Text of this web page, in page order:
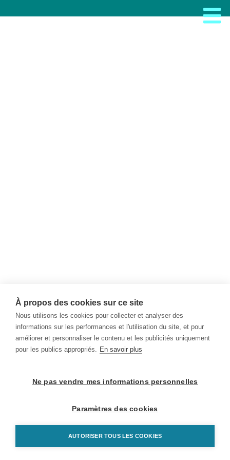
À propos des cookies sur ce site
Nous utilisons les cookies pour collecter et analyser des
informations sur les performances et l'utilisation du site, et pour
améliorer et personnaliser le contenu et les publicités uniquement
pour les publics appropriés. En savoir plus
Ne pas vendre mes informations personnelles
Paramètres des cookies
AUTORISER TOUS LES COOKIES